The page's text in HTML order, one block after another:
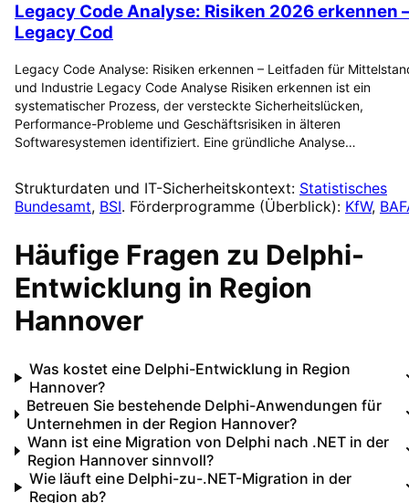
Legacy Code Analyse: Risiken 2026 erkennen –
Legacy Cod
Legacy Code Analyse: Risiken erkennen – Leitfaden für
und Industrie Legacy Code Analyse Risiken erkennen ist ein
systematischer Prozess, der versteckte Sicherheitslücken,
Performance-Probleme und Geschäftsrisiken in älteren
Softwaresystemen identifiziert. Eine gründliche Analyse…
Strukturdaten und IT-Sicherheitskontext: Statistisches
Bundesamt, BSI. Förderprogramme (Überblick): KfW,
Häufige Fragen zu Delphi-
Entwicklung in Region
Hannover
Was kostet eine Delphi-Entwicklung in Region
Hannover?
Betreuen Sie bestehende Delphi-Anwendungen für
Unternehmen in der Region Hannover?
Wann ist eine Migration von Delphi nach .NET in der
Region Hannover sinnvoll?
Wie läuft eine Delphi-zu-.NET-Migration in der
Region ab?